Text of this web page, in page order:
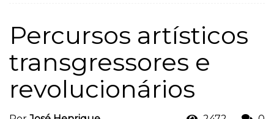
Percursos artísticos
transgressores e
revolucionários